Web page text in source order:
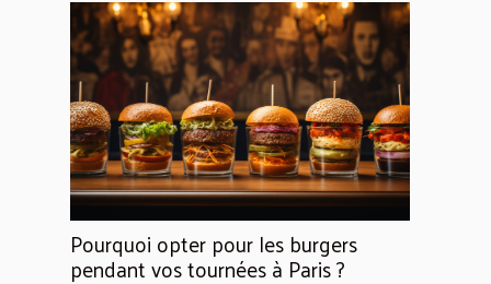
Pourquoi opter pour les burgers
pendant vos tournées à Paris ?